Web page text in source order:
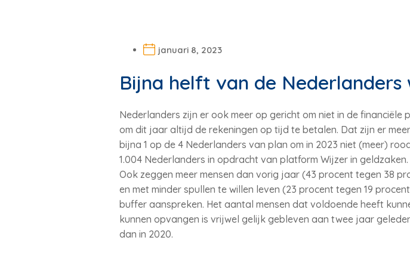
januari 8, 2023
Bijna helft van de Nederlanders
Nederlanders zijn er ook meer op gericht om niet in de
om dit jaar altijd de rekeningen op tijd te betalen. Dat zijn er
bijna 1 op de 4 Nederlanders van plan om in 2023 niet (meer)
1.004 Nederlanders in opdracht van platform Wijzer in geldzaken.
Ook zeggen meer mensen dan vorig jaar (43 procent tegen 38
en met minder spullen te willen leven (23 procent tegen 19
buffer aanspreken. Het aantal mensen dat voldoende heeft
kunnen opvangen is vrijwel gelijk gebleven aan twee jaar
dan in 2020.